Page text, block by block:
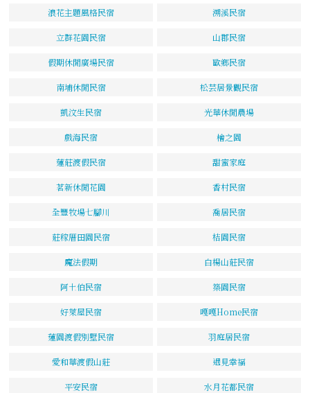
浪花主題風格民宿 溯溪民宿
立群花園民宿 山郡民宿
假期休閒廣場民宿 歐鄉民宿
南埔休閒民宿 松芸居景觀民宿
凱汶生民宿 光華休閒農場
戲海民宿 檜之園
蓮莊渡假民宿 甜蜜家庭
茗新休閒花園 香村民宿
全豐牧場七腳川 喬居民宿
莊稼厝田園民宿 桔園民宿
魔法假期 白楊山莊民宿
阿土伯民宿 築園民宿
好萊屋民宿 嘎嘎Home民宿
蓮園渡假別墅民宿 羽庭居民宿
愛和華渡假山莊 遇見幸福
平安民宿 水月花都民宿